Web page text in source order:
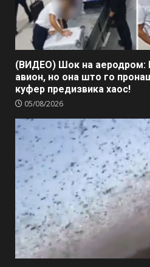
(ВИДЕО) Шок на аеродром:
авион, но она што го
куфер предизвика хаос!
05/08/2026